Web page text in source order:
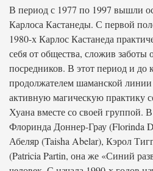
В период с 1977 по 1997 вышли
Карлоса Кастанеды. С первой
1980-х Карлос Кастанеда
себя от общества, сложив заботы
посредников. В этот период и до
продолжателем шаманской
активную магическую практику
Хуана вместе со своей группой.
Флоринда Доннер-Грау (Florinda
Абеляр (Taisha Abelar), Кэрол
(Patricia Partin, она же «Синий